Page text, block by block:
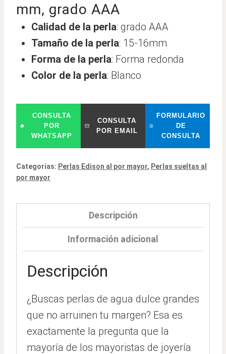
mm, grado AAA
Calidad de la perla: grado AAA
Tamaño de la perla: 15-16mm
Forma de la perla: Forma redonda
Color de la perla: Blanco
CONSULTA
POR
WHATSAPP
CONSULTA
POR EMAIL
FORMULARIO
DE
CONSULTA
Categorías: Perlas Edison al por mayor, Perlas sueltas al
por mayor
Descripción
Información adicional
Descripción
¿Buscas perlas de agua dulce grandes
que no arruinen tu margen? Esa es
exactamente la pregunta que la
mayoría de los mayoristas de joyería